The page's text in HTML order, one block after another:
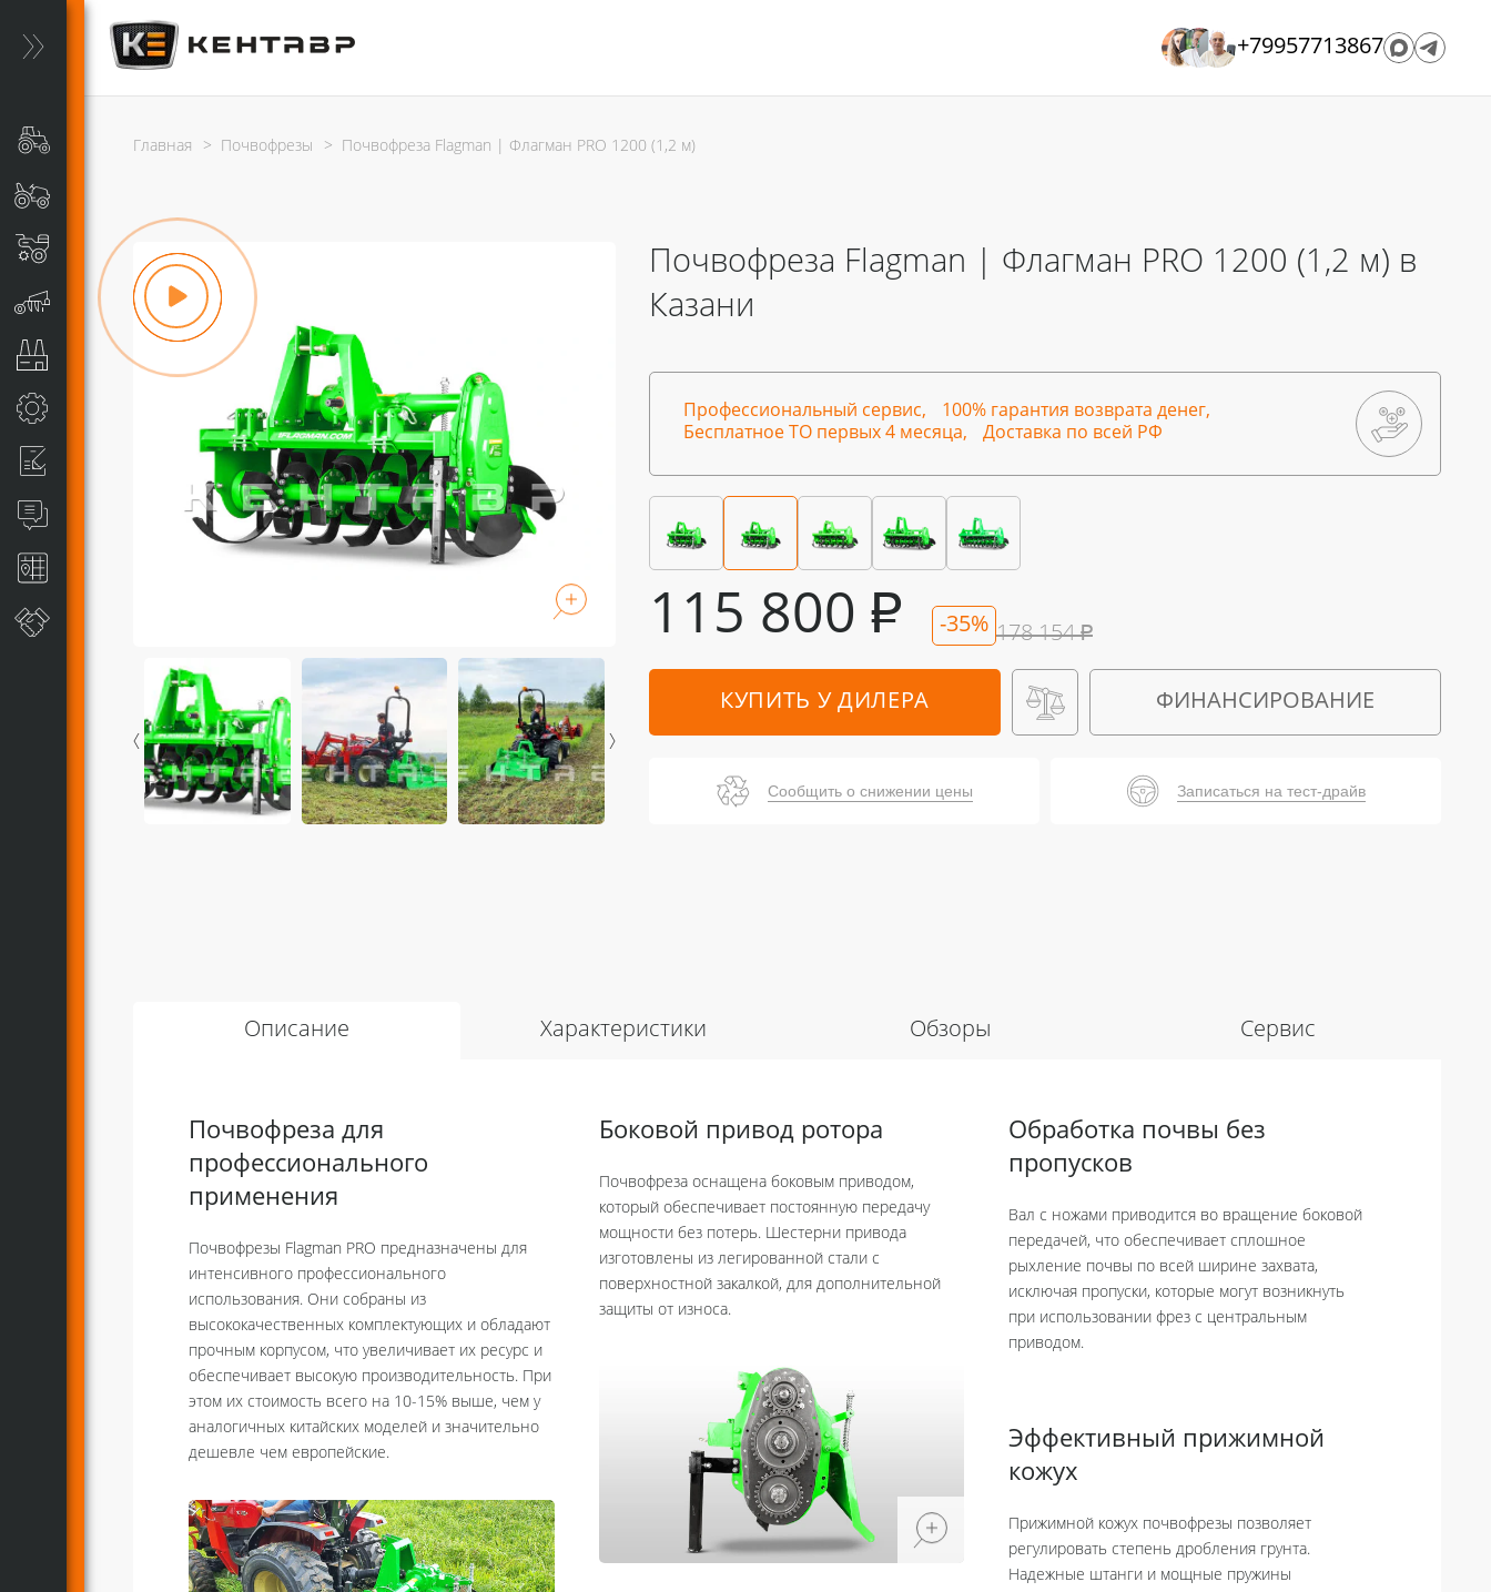
+79957713867
Главная > Почвофрезы > Почвофреза Flagman | Флагман PRO 1200 (1,2 м)
Почвофреза Flagman | Флагман PRO 1200 (1,2 м) в
Казани
Профессиональный сервис,
100% гарантия возврата денег,
Бесплатное ТО первых 4 месяца,
Доставка по всей РФ
178 154₽
-35%
115 800 ₽
КУПИТЬ У ДИЛЕРА ФИНАНСИРОВАНИЕ
Сообщить о снижении цены Записаться на тест-драйв
Описание Характеристики Обзоры Сервис
Почвофреза для
профессионального
применения
Почвофрезы Flagman PRO предназначены для
интенсивного профессионального
использования. Они собраны из
высококачественных комплектующих и обладают
прочным корпусом, что увеличивает их ресурс и
обеспечивает высокую производительность. При
этом их стоимость всего на 10-15% выше, чем у
аналогичных китайских моделей и значительно
дешевле чем европейские.
Боковой привод ротора
Почвофреза оснащена боковым приводом,
который обеспечивает постоянную передачу
мощности без потерь. Шестерни привода
изготовлены из легированной стали с
поверхностной закалкой, для дополнительной
защиты от износа.
Обработка почвы без
пропусков
Вал с ножами приводится во вращение боковой
передачей, что обеспечивает сплошное
рыхление почвы по всей ширине захвата,
исключая пропуски, которые могут возникнуть
при использовании фрез с центральным
приводом.
Эффективный прижимной
кожух
Прижимной кожух почвофрезы позволяет
регулировать степень дробления грунта.
Надежные штанги и мощные пружины